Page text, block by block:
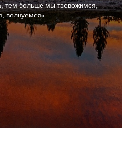
тем больше мы тревожимся,
волнуемся».